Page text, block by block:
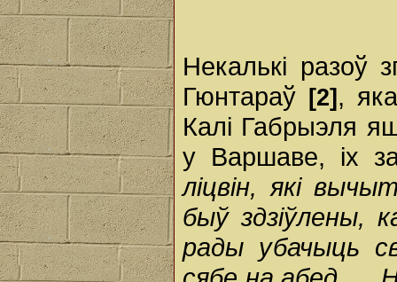
Некалькі разоў
Гюнтараў
[2] ,
Калі Габрыэля
у Варшаве, іх
ліцвін, які
быў здзіўлены,
рады убачыць